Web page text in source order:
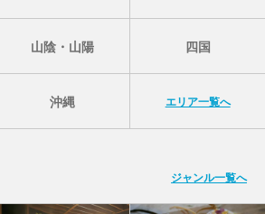
山陰・山陽 四国
沖縄 エリア一覧へ
ジャンル一覧へ